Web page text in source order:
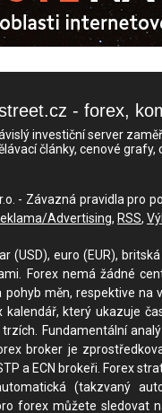
- forex,
investiční server
články, cenové
- Závazná pravidla pro
Advertising, RSS,
(USD), euro (EUR),
Forex nemá žádné
pohyb měn, respektive
který ukazuje
Fundamentální
broker je
a ECN brokeři. Forex
(takzvaný
forex můžete sledovat